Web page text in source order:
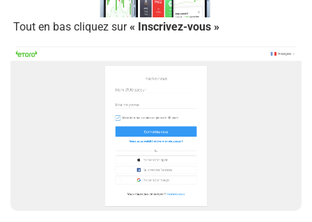
Tout en bas cliquez sur« Inscrivez-vous »